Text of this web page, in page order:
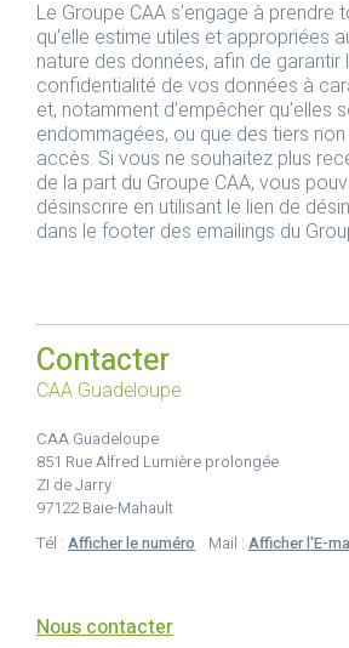
Le Groupe CAA s’engage à prendre
qu’elle estime utiles et appropriées
nature des données, afin de garantir
confidentialité de vos données à
et, notamment d’empêcher qu’elles
endommagées, ou que des tiers
accès. Si vous ne souhaitez plus
de la part du Groupe CAA, vous
désinscrire en utilisant le lien de
dans le footer des emailings du
Contacter
CAA Guadeloupe
CAA Guadeloupe
851 Rue Alfred Lumière prolongée
ZI de Jarry
97122 Baie-Mahault
Tél : Afficher le numéro Mail : Afficher l'E-
Nous contacter